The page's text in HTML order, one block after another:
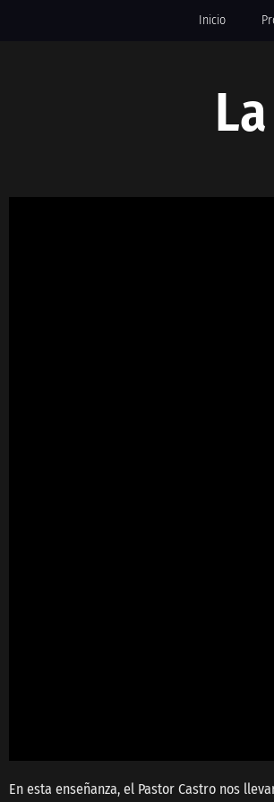
Inicio
En esta enseñanza, el Pastor Castro nos